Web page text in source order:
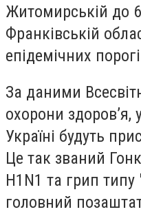
Житомирській до
Франківській
епідемічних
За даними
охорони здоров’я,
Україні будуть
Це так званий
H1N1 та грип
головний